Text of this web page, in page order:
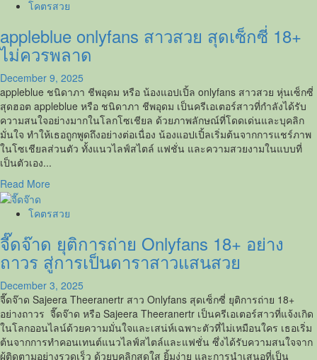
1
สอดอStyle
ตี้
ยู
ทูบ
เบอร์
อิน
ฟลู
เอน
เซอร์
และ
ตรอง
โคตรสวย
appleblue onlyfans สาวสวย สุดเซ็กซี่ 18+
ไม่ควรพลาด
December 9, 2025
appleblue ชนิดาภา ชีพอุดม หรือ น้องแอปเปิ้ล onlyfans สาวสวย หุ่นเซ็กซี่
สุดฮอต appleblue หรือ ชนิดาภา ชีพอุดม เป็นครีเอเตอร์สาวที่กำลังได้รับ
ความสนใจอย่างมากในโลกโซเชียล ด้วยภาพลักษณ์ที่โดดเด่นและบุคลิก
มั่นใจ ทำให้เธอถูกพูดถึงอย่างต่อเนื่อง น้องแอปเปิ้ลเริ่มต้นจากการแชร์ภาพ
ในโซเชียลส่วนตัว ทั้งแนวไลฟ์สไตล์ แฟชั่น และความสวยงามในแบบที่
เป็นตัวเอง...
Read More
about
onlyfans
สาว
สวย
สุด
เซ็กซี่
18+
ไม่
ควร
พลาด
โคตรสวย
จี๊ดจ๊าด ยุติการถ่าย Onlyfans 18+ อย่าง
ถาวร สู่การเป็นดาราสาวแสนสวย
December 3, 2025
จี๊ดจ๊าด Sajeera Theeranertr สาว Onlyfans สุดเซ็กซี่ ยุติการถ่าย 18+
อย่างถาวร จี๊ดจ๊าด หรือ Sajeera Theeranertr เป็นครีเอเตอร์สาวที่แจ้งเกิด
ในโลกออนไลน์ด้วยความมั่นใจและเสน่ห์เฉพาะตัวที่ไม่เหมือนใคร เธอเริ่ม
ต้นจากการทำคอนเทนต์แนวไลฟ์สไตล์และแฟชั่น ซึ่งได้รับความสนใจจาก
ผู้ติดตามอย่างรวดเร็ว ด้วยบุคลิกสดใส ยิ้มง่าย และการนำเสนอที่เป็น